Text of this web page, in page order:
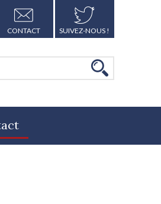
CONTACT SUIVEZ-NOUS !